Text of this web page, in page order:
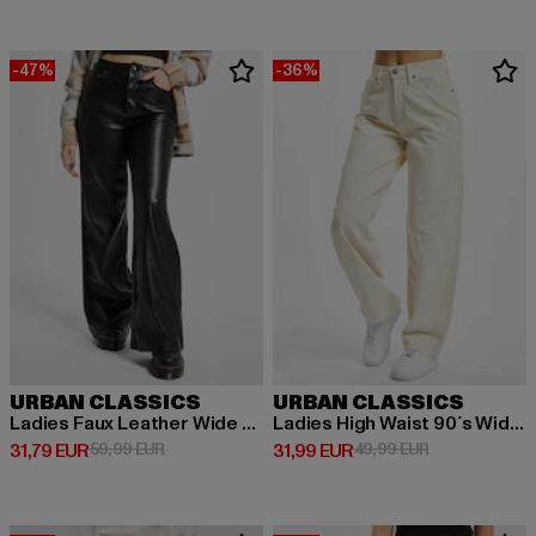
-47%
URBAN CLASSICS
Ladies Faux Leather Wide Leg
31,79 EUR
Derzeitiger Preis: 31,79 EUR
59,99 EURAktionspreis: 59,99 EUR
-36%
URBAN CLASSICS
Ladies High Waist 90´s Wide Leg Corduroy
31,99 EUR
Derzeitiger Preis: 31,99 EUR
49,99 EURAktionspreis: